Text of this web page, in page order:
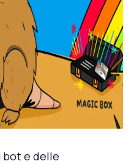
bot e delle